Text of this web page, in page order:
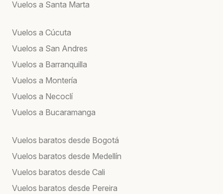
Vuelos a Santa Marta
Vuelos a Cúcuta
Vuelos a San Andres
Vuelos a Barranquilla
Vuelos a Montería
Vuelos a Necoclí
Vuelos a Bucaramanga
Vuelos baratos desde Bogotá
Vuelos baratos desde Medellín
Vuelos baratos desde Cali
Vuelos baratos desde Pereira